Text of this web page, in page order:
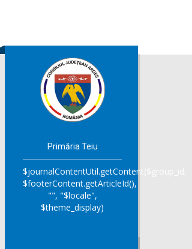
Primăria Teiu
$journalContentUtil.getContent($group_id,
$footerContent.getArticleId(),
"", "$locale",
$theme_display)